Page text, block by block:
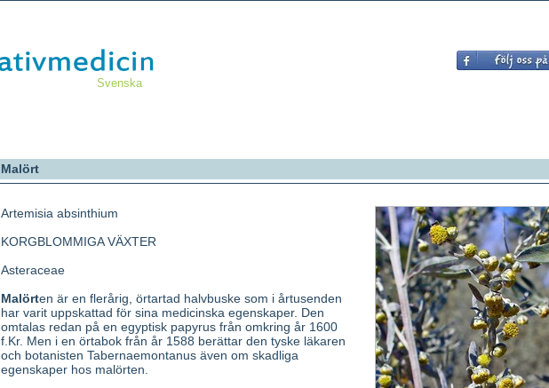
Svenska
Malört
Artemisia absinthium
KORGBLOMMIGA VÄXTER
Asteraceae
Malörten är en flerårig, örtartad halvbuske som i årtusenden
har varit uppskattad för sina medicinska egenskaper. Den
omtalas redan på en egyptisk papyrus från omkring år 1600
f.Kr. Men i en örtabok från år 1588 berättar den tyske läkaren
och botanisten Tabernaemontanus även om skadliga
egenskaper hos malörten.